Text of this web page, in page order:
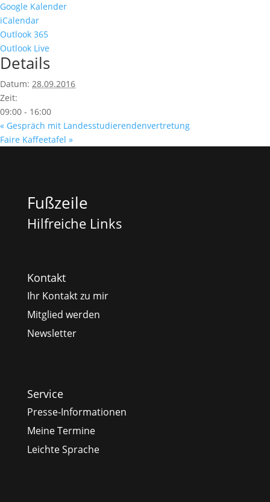
Google Kalender
iCalendar
Outlook 365
Outlook Live
Details
Datum: 28.09.2016
Zeit:
09:00 - 16:00
« Gespräch mit Landesstudierendenvertretung
Faire Kaffeetafel »
Fußzeile
Hilfreiche Links
Kontakt
Ihr Kontakt zu mir
Mitglied werden
Newsletter
Service
Presse-Informationen
Meine Termine
Leichte Sprache